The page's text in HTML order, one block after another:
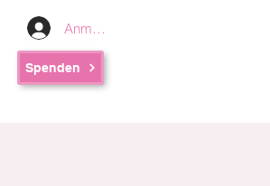
Anmelden
Spenden